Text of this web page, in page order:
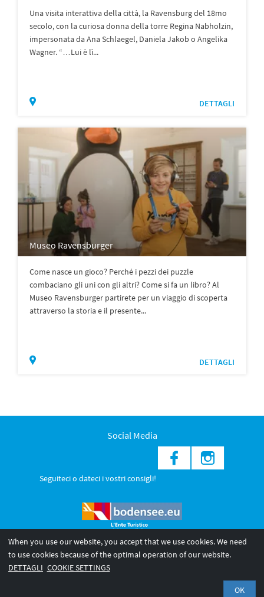
Una visita interattiva della città, la Ravensburg del 18mo
secolo, con la curiosa donna della torre Regina Nabholzin,
impersonata da Ana Schlaegel, Daniela Jakob o Angelika
Wagner. “…Lui è lì...
DETTAGLI
Museo Ravensburger
Come nasce un gioco? Perché i pezzi dei puzzle
combaciano gli uni con gli altri? Come si fa un libro? Al
Museo Ravensburger partirete per un viaggio di scoperta
attraverso la storia e il presente...
DETTAGLI
Social Media
Seguiteci o dateci i vostri consigli!
© 2026 Internationale Bodensee Tourismus GmbH
When you use our website, you accept that we use cookies. We need
to use cookies because of the optimal operation of our website.
DETTAGLI COOKIE SETTINGS
OK